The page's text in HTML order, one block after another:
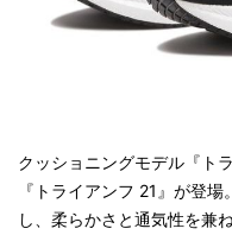
クッショニングモデル『ト
『トライアンフ 21』が登
し、柔らかさと通気性を兼